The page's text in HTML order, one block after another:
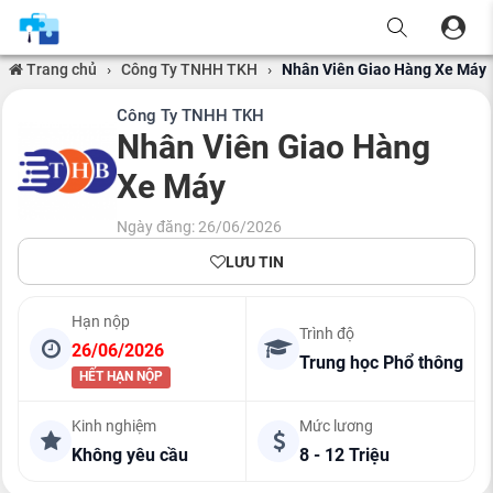
Trang chủ › Công Ty TNHH TKH › Nhân Viên Giao Hàng Xe Máy
Công Ty TNHH TKH
Nhân Viên Giao Hàng
Xe Máy
Ngày đăng: 26/06/2026
LƯU TIN
Hạn nộp
26/06/2026
HẾT HẠN NỘP
Trình độ
Trung học Phổ thông
Kinh nghiệm
Không yêu cầu
Mức lương
8 - 12 Triệu